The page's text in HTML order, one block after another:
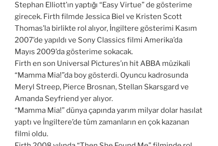
Stephan Elliott’ın yaptığı “Easy Virtue” de gösterime
girecek. Firth filmde Jessica Biel ve Kristen Scott
Thomas’la birlikte rol alıyor, İngiltere gösterimi Kasım
2007’de yapıldı ve Sony Classics filmi Amerika’da
Mayıs 2009’da gösterime sokacak.
Firth en son Universal Pictures’ın hit ABBA müzikali
“Mamma Mia!”da boy gösterdi. Oyuncu kadrosunda
Meryl Streep, Pierce Brosnan, Stellan Skarsgard ve
Amanda Seyfriend yer alıyor.
“Mamma Mia!” dünya çapında yarım milyar dolar hasılat
yaptı ve İngiltere’de tüm zamanların en çok kazanan
filmi oldu.